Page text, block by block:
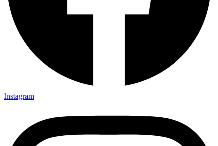
Instagram